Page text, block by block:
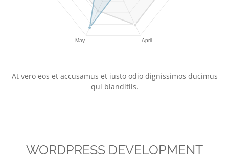
At vero eos et accusamus et iusto odio dignissimos ducimus
qui blanditiis.
WORDPRESS DEVELOPMENT